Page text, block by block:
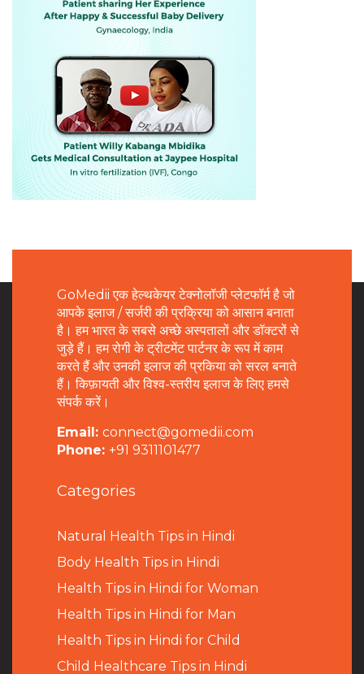
GoMedii एक हेल्थकेयर टेक्नोलॉजी प्लेटफॉर्म है जो
आपके इलाज / सर्जरी की प्रक्रिया को आसान बनाता
है। हम भारत के सबसे अच्छे अस्पतालों और डॉक्टरों से
जुड़े हैं। हम रोगी के ट्रीटमेंट पार्टनर के रूप में काम
करते हैं और उनकी इलाज की प्रकिया को सरल बनाते
हैं। किफ़ायती और विश्व-स्तरीय इलाज के लिए हमसे
संपर्क करें।
Email: connect@gomedii.com
Phone: +91 9311101477
Categories
Natural Health Tips in Hindi
Body Health Tips in Hindi
Health Tips in Hindi for Woman
Health Tips in Hindi for Man
Health Tips in Hindi for Child
Child Healthcare Tips in Hindi